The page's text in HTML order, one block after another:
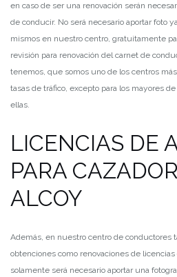
en caso de ser una renovación serán
de conducir. No será necesario aportar foto
mismos en nuestro centro, gratuitamente
revisión para renovación del carnet de
tenemos, que somos uno de los centros
tasas de tráfico, excepto para los mayores
ellas.
LICENCIAS DE
PARA
ALCOY
Además, en nuestro centro de conductores
obtenciones como renovaciones de licencias
solamente será necesario aportar una